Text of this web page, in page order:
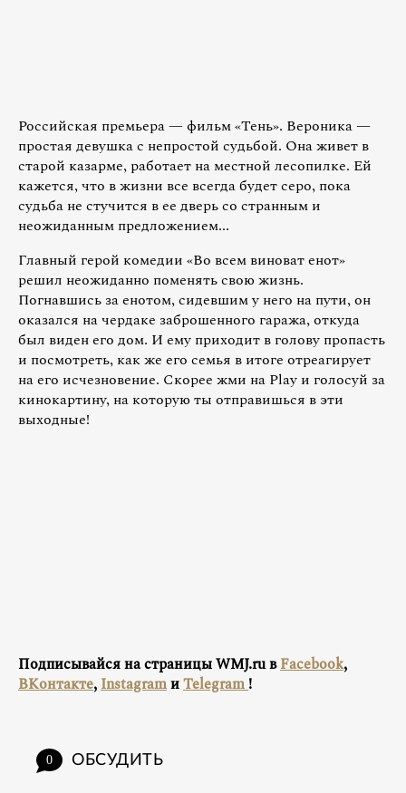
Российская премьера — фильм «Тень». Вероника —
простая девушка с непростой судьбой. Она живет в
старой казарме, работает на местной лесопилке. Ей
кажется, что в жизни все всегда будет серо, пока
судьба не стучится в ее дверь со странным и
неожиданным предложением...
Главный герой комедии «Во всем виноват енот»
решил неожиданно поменять свою жизнь.
Погнавшись за енотом, сидевшим у него на пути, он
оказался на чердаке заброшенного гаража, откуда
был виден его дом. И ему приходит в голову пропасть
и посмотреть, как же его семья в итоге отреагирует
на его исчезновение. Скорее жми на Play и голосуй за
кинокартину, на которую ты отправишься в эти
выходные!
Подписывайся на страницы WMJ.ru вFacebook,
ВКонтакте,InstagramиTelegram!
0 ОБСУДИТЬ